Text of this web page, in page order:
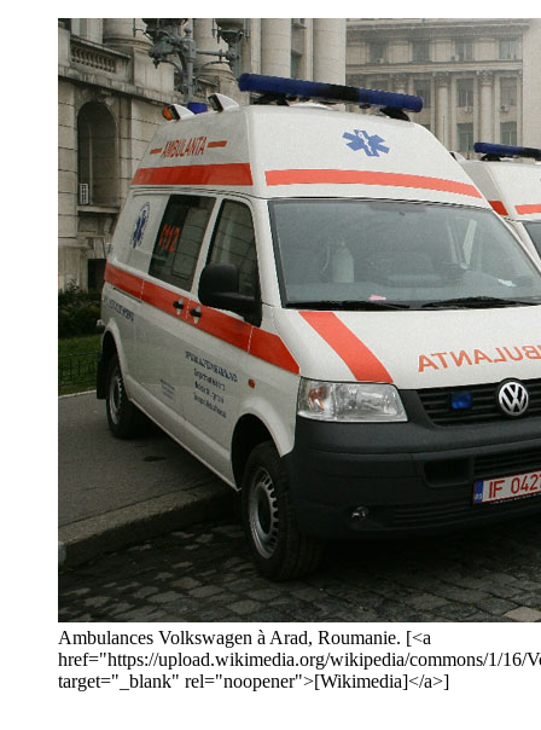
Ambulances Volkswagen à Arad, Roumanie. [<a
href="https://upload.wikimedia.org/wikipedia/commons/1/16/
target="_blank" rel="noopener">[Wikimedia]</a>]